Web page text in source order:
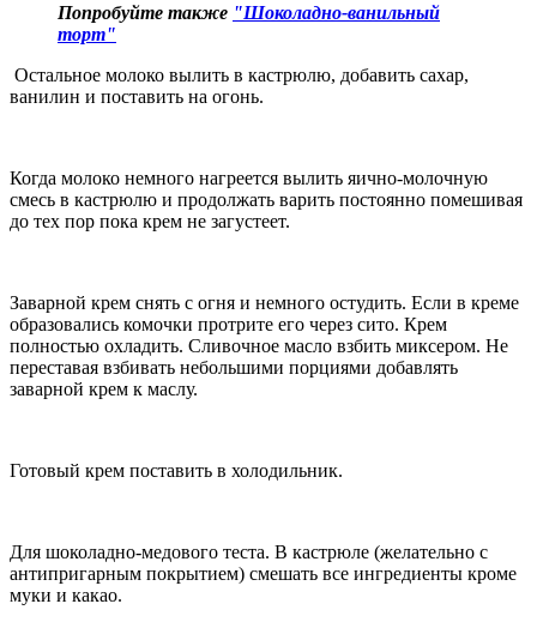
Попробуйте также "Шоколадно-ванильный
торт"
Остальное молоко вылить в кастрюлю, добавить сахар,
ванилин и поставить на огонь.
Когда молоко немного нагреется вылить яично-молочную
смесь в кастрюлю и продолжать варить постоянно помешивая
до тех пор пока крем не загустеет.
Заварной крем снять с огня и немного остудить. Если в креме
образовались комочки протрите его через сито. Крем
полностью охладить. Сливочное масло взбить миксером. Не
переставая взбивать небольшими порциями добавлять
заварной крем к маслу.
Готовый крем поставить в холодильник.
Для шоколадно-медового теста. В кастрюле (желательно с
антипригарным покрытием) смешать все ингредиенты кроме
муки и какао.